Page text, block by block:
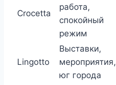
Crocetta
работа,
спокойный
режим
Lingotto
Выставки,
мероприятия,
юг города